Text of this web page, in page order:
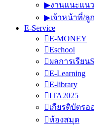
▶︎งานแนะแนว
▶︎เจ้าหน้าที่/ลู
E-Service
E-MONEY
Eschool
ผลการเรียน
E-Learning
E-library
ITA2025
เกียรติบัตรอ
ห้องสมุด